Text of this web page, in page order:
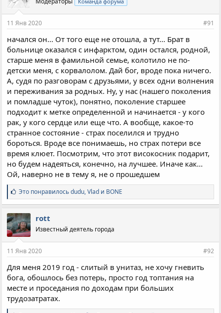
11 Янв 2020 #91
начался он... От того еще не отошла, а тут... Брат в
больнице оказался с инфарктом, один остался, родной,
старше меня в фамильной семье, колотило не по-
детски меня, с корвалолом. Дай бог, вроде пока ничего.
А, судя по разговорам с друзьями, у всех одни волнения
и переживания за родных. Ну, у нас (нашего поколения
и помладше чуток), понятно, поколение старшее
подходит к метке определенной и начинается - у кого
рак, у кого сердце или еще что. А вообще, какое-то
странное состояние - страх поселился и трудно
бороться. Вроде все понимаешь, но страх потери все
время клюет. Посмотрим, что этот високосник подарит,
но будем надеяться, конечно, на лучшее. Иначе как...
Ой, наверно не в тему я, не о прошедшем
С
и
м
п
а
т
и
:
Это понравилосьdudu,Vlad и BONE
rott
Известный деятель города
11 Янв 2020 #92
Для меня 2019 год - слитый в унитаз, не хочу гневить
бога, обошлось без потерь, просто год топтания на
месте и проседания по доходам при больших
трудозатратах.